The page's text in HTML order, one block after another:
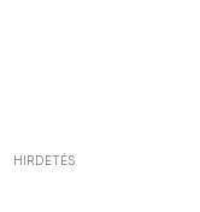
HIRDETÉS